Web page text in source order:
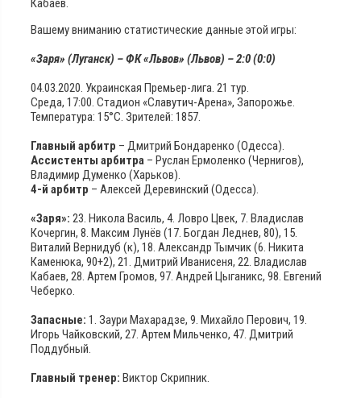
Кабаев.
Вашему вниманию статистические данные этой игры:
«Заря» (Луганск) – ФК «Львов» (Львов) – 2:0 (0:0)
04.03.2020. Украинская Премьер-лига. 21 тур.
Среда, 17:00. Стадион «Славутич-Арена», Запорожье.
Температура: 15°С. Зрителей: 1857.
Главный арбитр – Дмитрий Бондаренко (Одесса).
Ассистенты арбитра – Руслан Ермоленко (Чернигов),
Владимир Думенко (Харьков).
4-й арбитр – Алексей Деревинский (Одесса).
«Заря»: 23. Никола Василь, 4. Ловро Цвек, 7. Владислав
Кочергин, 8. Максим Лунёв (17. Богдан Леднев, 80), 15.
Виталий Вернидуб (к), 18. Александр Тымчик (6. Никита
Каменюка, 90+2), 21. Дмитрий Иванисеня, 22. Владислав
Кабаев, 28. Артем Громов, 97. Андрей Цыганикс, 98. Евгений
Чеберко.
Запасные: 1. Заури Махарадзе, 9. Михайло Перович, 19.
Игорь Чайковский, 27. Артем Мильченко, 47. Дмитрий
Поддубный.
Главный тренер: Виктор Скрипник.